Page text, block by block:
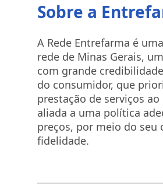
Sobre a
A Rede Entrefarma é
rede de Minas Gerais,
com grande
do consumidor, que
prestação de serviços
aliada a uma política
preços, por meio do seu
fidelidade.